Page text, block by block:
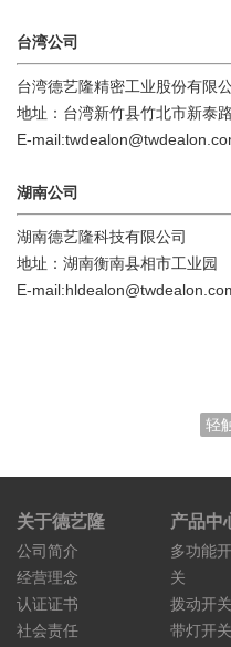
台湾公司
台湾德艺隆精密工业股份有限
地址：台湾新竹县竹北市新泰
E-
湖南公司
湖南德艺隆科技有限公司
地址：湖南衡南县相市工业园
E-
轻
关于德艺隆
公司简介
经营理念
认证证书
社会责任
产品中
多功能开
关
拨动开关
带灯开关